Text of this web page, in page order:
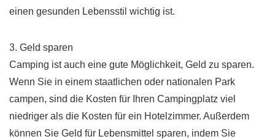
einen gesunden Lebensstil wichtig ist.
3. Geld sparen
Camping ist auch eine gute Möglichkeit, Geld zu sparen.
Wenn Sie in einem staatlichen oder nationalen Park
campen, sind die Kosten für Ihren Campingplatz viel
niedriger als die Kosten für ein Hotelzimmer. Außerdem
können Sie Geld für Lebensmittel sparen, indem Sie